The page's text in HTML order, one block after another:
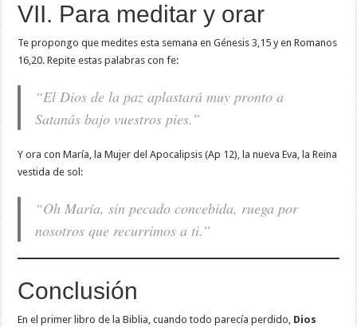
VII. Para meditar y orar
Te propongo que medites esta semana en Génesis 3,15 y en Romanos
16,20. Repite estas palabras con fe:
“El Dios de la paz aplastará muy pronto a
Satanás bajo vuestros pies.”
Y ora con María, la Mujer del Apocalipsis (Ap 12), la nueva Eva, la Reina
vestida de sol:
“Oh María, sin pecado concebida, ruega por
nosotros que recurrimos a ti.”
Conclusión
En el primer libro de la Biblia, cuando todo parecía perdido, Dios